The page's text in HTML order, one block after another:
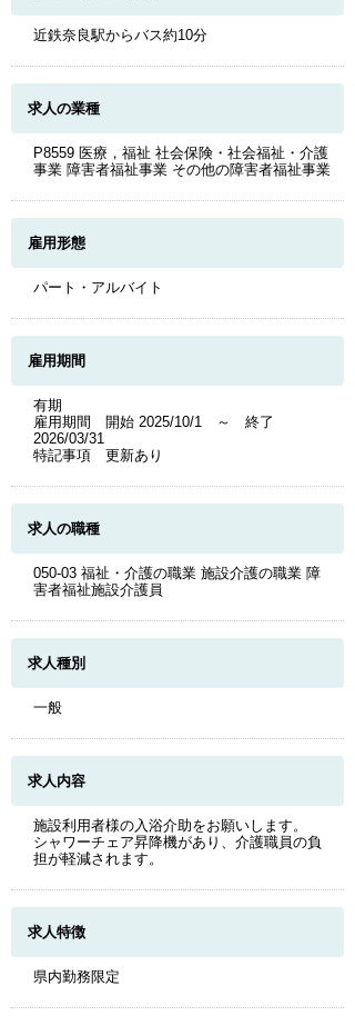
近鉄奈良駅からバス約10分
求人の業種
P8559 医療，福祉 社会保険・社会福祉・介護
事業 障害者福祉事業 その他の障害者福祉事業
雇用形態
パート・アルバイト
雇用期間
有期
雇用期間 開始 2025/10/1 ～ 終了
2026/03/31
特記事項 更新あり
求人の職種
050-03 福祉・介護の職業 施設介護の職業 障
害者福祉施設介護員
求人種別
一般
求人内容
施設利用者様の入浴介助をお願いします。
シャワーチェア昇降機があり、介護職員の負
担が軽減されます。
求人特徴
県内勤務限定